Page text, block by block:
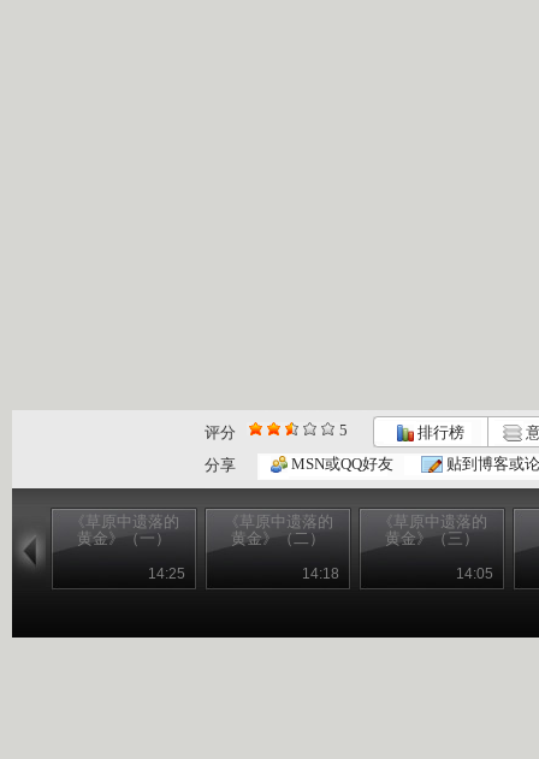
评分 5 排行榜
分享
MSN或QQ好友 贴到博客或
《草原中遗落的
黄金》（一）
14:25
《草原中遗落的
黄金》（二）
14:18
《草原中遗落的
黄金》（三）
14:05